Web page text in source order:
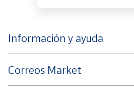
Información y ayuda
Correos Market